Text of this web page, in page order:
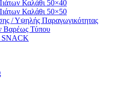
Καλάθι 50×40
Καλάθι 50×50
/ Υψηλής Παραγωγικότητας
Βαρέως Τύπου